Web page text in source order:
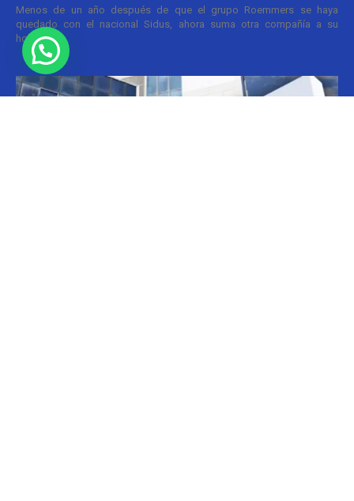
Menos de un año después de que el grupo Roemmers se haya
quedado con el nacional Sidus, ahora suma otra compañía a su
holding....